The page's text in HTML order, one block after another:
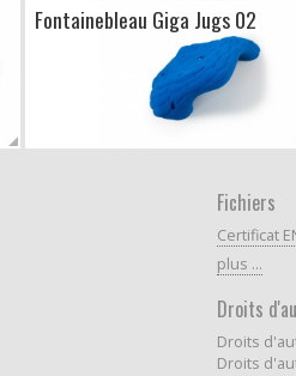
Fontainebleau Giga Jugs 02
Fichiers
Certificat
plus ...
Droits
Droits
Droits